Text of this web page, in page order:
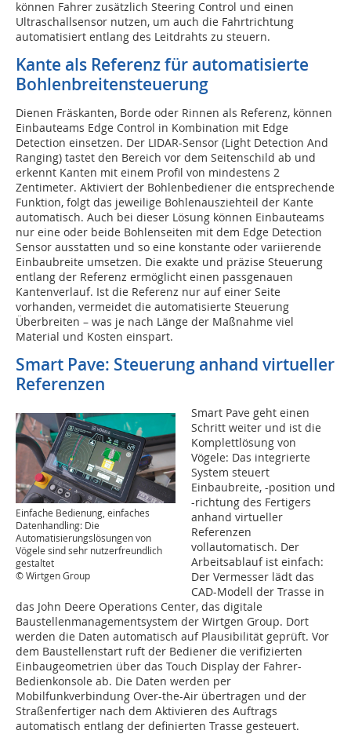
können Fahrer zusätzlich Steering Control und einen
Ultraschallsensor nutzen, um auch die Fahrtrichtung
automatisiert entlang des Leitdrahts zu steuern.
Kante als Referenz für automatisierte
Bohlenbreitensteuerung­
Dienen Fräskanten, Borde oder Rinnen als Referenz, können
Einbauteams Edge Control in Kombination mit Edge
Detection einsetzen. Der LIDAR-Sensor (Light Detection And
Ranging) tastet den Bereich vor dem Seitenschild ab und
erkennt Kanten mit einem Profil von mindestens 2
Zentimeter. Aktiviert der Bohlenbediener die entsprechende
Funktion, folgt das jeweilige Bohlenausziehteil der Kante
automatisch. Auch bei dieser Lösung können Einbauteams
nur eine oder beide Bohlenseiten mit dem Edge Detection
Sensor ausstatten und so eine konstante oder variierende
Einbaubreite umsetzen. Die exakte und präzise Steuerung
entlang der Referenz ermöglicht einen passgenauen
Kantenverlauf. Ist die Referenz nur auf einer Seite
vorhanden, vermeidet die automatisierte Steuerung
Überbreiten – was je nach Länge der Maßnahme viel
Material und Kosten einspart.
Smart Pave: Steuerung anhand virtueller
Referenzen­
Einfache Bedienung, einfaches
Datenhandling: Die
Automatisierungslösungen von
Vögele sind sehr nutzerfreundlich
gestaltet
© Wirtgen Group
Smart Pave geht einen
Schritt weiter und ist die
Komplettlösung von
Vögele: Das integrierte
System steuert
Einbaubreite, -position und
-richtung des Fertigers
anhand virtueller
Referenzen
vollautomatisch. Der
Arbeitsablauf ist einfach:
Der Vermesser lädt das
CAD-Modell der Trasse in
das John Deere Operations Center, das digitale
Baustellenmanagementsystem der Wirtgen Group. Dort
werden die Daten automatisch auf Plausibilität geprüft. Vor
dem Baustellenstart ruft der Bediener die verifizierten
Einbaugeometrien über das Touch Display der Fahrer-
Bedienkonsole ab. Die Daten werden per
Mobilfunkverbindung Over-the-Air übertragen und der
Straßenfertiger nach dem Aktivieren des Auftrags
automatisch entlang der definierten Trasse gesteuert.